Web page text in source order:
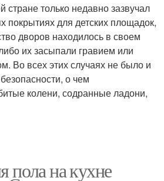
только недавно зазвучал
покрытиях для детских площадок,
дворов находилось в своем
их засыпали гравием или
Во всех этих случаях не было и
о чем
колени, содранные ладони,
пола на кухне